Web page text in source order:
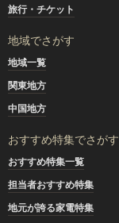
旅行・チケット
地域でさがす
地域一覧
関東地方
中国地方
おすすめ特集でさがす
おすすめ特集一覧
担当者おすすめ特集
地元が誇る家電特集